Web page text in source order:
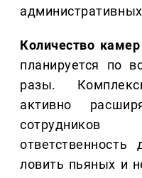
Количество камер
планируется по
разы.
активно
ловить пьяных и